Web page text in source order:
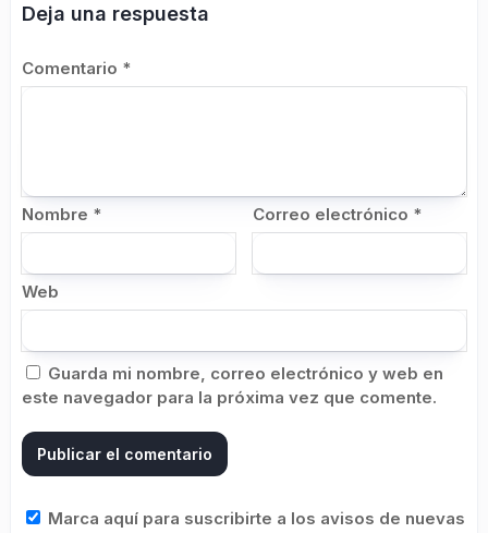
Deja una respuesta
Comentario *
Nombre * Correo electrónico *
Web
Guarda mi nombre, correo electrónico y web en
este navegador para la próxima vez que comente.
Marca aquí para suscribirte a los avisos de nuevas